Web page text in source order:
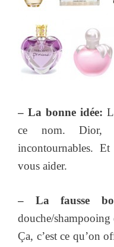
– La bonne idée:
ce nom. Dior,
incontournables.
vous aider.
– La fausse
douche/shampooing
Ça, c’est ce qu’on